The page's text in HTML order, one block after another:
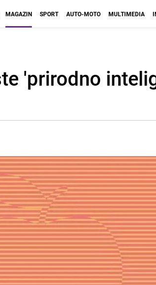
MAGAZIN SPORT AUTO-MOTO MULTIMEDIA
'prirodno